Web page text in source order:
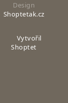
Design
Shoptetak.cz
Vytvořil
Shoptet